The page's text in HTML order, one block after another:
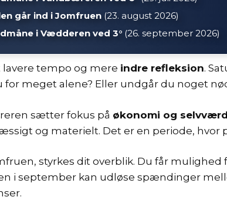
går ind i Jomfruen (23. august 2026)
i Vædderen ved 3° (26. september 2026)
tempo og mere indre refleksion.
meget alene? Eller undgår du noget
sætter fokus på økonomi og
og materielt. Det er en periode, hvor
styrkes dit overblik. Du får
i september kan udløse spændinger